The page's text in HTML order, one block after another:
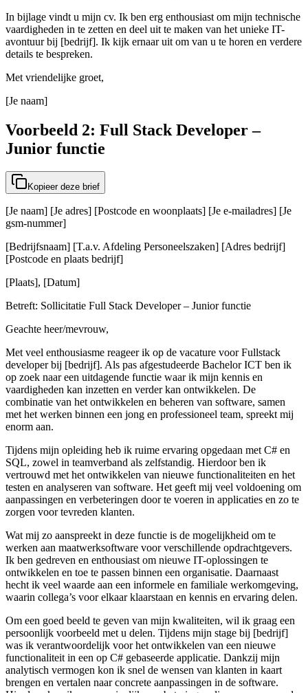
In bijlage vindt u mijn cv. Ik ben erg enthousiast om mijn technische
vaardigheden in te zetten en deel uit te maken van het unieke IT-
avontuur bij [bedrijf]. Ik kijk ernaar uit om van u te horen en verdere
details te bespreken.
Met vriendelijke groet,
[Je naam]
Voorbeeld 2: Full Stack Developer –
Junior functie
Kopieer deze brief
[Je naam] [Je adres] [Postcode en woonplaats] [Je e-mailadres] [Je
gsm-nummer]
[Bedrijfsnaam] [T.a.v. Afdeling Personeelszaken] [Adres bedrijf]
[Postcode en plaats bedrijf]
[Plaats], [Datum]
Betreft: Sollicitatie Full Stack Developer – Junior functie
Geachte heer/mevrouw,
Met veel enthousiasme reageer ik op de vacature voor Fullstack
developer bij [bedrijf]. Als pas afgestudeerde Bachelor ICT ben ik
op zoek naar een uitdagende functie waar ik mijn kennis en
vaardigheden kan inzetten en verder kan ontwikkelen. De
combinatie van het ontwikkelen en beheren van software, samen
met het werken binnen een jong en professioneel team, spreekt mij
enorm aan.
Tijdens mijn opleiding heb ik ruime ervaring opgedaan met C# en
SQL, zowel in teamverband als zelfstandig. Hierdoor ben ik
vertrouwd met het ontwikkelen van nieuwe functionaliteiten en het
testen en analyseren van software. Het geeft mij veel voldoening om
aanpassingen en verbeteringen door te voeren in applicaties en zo te
zorgen voor tevreden klanten.
Wat mij zo aanspreekt in deze functie is de mogelijkheid om te
werken aan maatwerksoftware voor verschillende opdrachtgevers.
Ik ben gedreven en enthousiast om nieuwe IT-oplossingen te
ontwikkelen en toe te passen binnen een organisatie. Daarnaast
hecht ik veel waarde aan een informele en familiale werkomgeving,
waarin collega’s voor elkaar klaarstaan en kennis en ervaring delen.
Om een goed beeld te geven van mijn kwaliteiten, wil ik graag een
persoonlijk voorbeeld met u delen. Tijdens mijn stage bij [bedrijf]
was ik verantwoordelijk voor het ontwikkelen van een nieuwe
functionaliteit in een op C# gebaseerde applicatie. Dankzij mijn
analytisch vermogen kon ik snel de wensen van klanten in kaart
brengen en vertalen naar concrete aanpassingen in de software.